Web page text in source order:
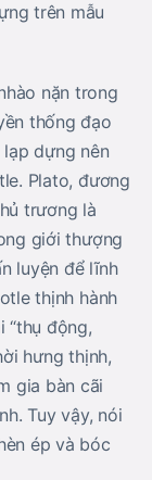
trên mẫu
nặn trong
thống đạo
dựng nên
Plato, đương
trương là
giới thượng
luyện để lĩnh
thịnh hành
“thụ động,
hưng thịnh,
gia bàn cãi
Tuy vậy, nói
ép và bóc